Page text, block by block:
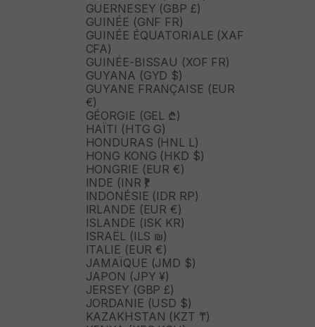
GUERNESEY (GBP £)
GUINÉE (GNF FR)
GUINÉE ÉQUATORIALE (XAF
CFA)
GUINÉE-BISSAU (XOF FR)
GUYANA (GYD $)
GUYANE FRANÇAISE (EUR
€)
GÉORGIE (GEL ₾)
HAÏTI (HTG G)
HONDURAS (HNL L)
HONG KONG (HKD $)
HONGRIE (EUR €)
INDE (INR ₹)
INDONÉSIE (IDR RP)
IRLANDE (EUR €)
ISLANDE (ISK KR)
ISRAËL (ILS ₪)
ITALIE (EUR €)
JAMAÏQUE (JMD $)
JAPON (JPY ¥)
JERSEY (GBP £)
JORDANIE (USD $)
KAZAKHSTAN (KZT ₸)